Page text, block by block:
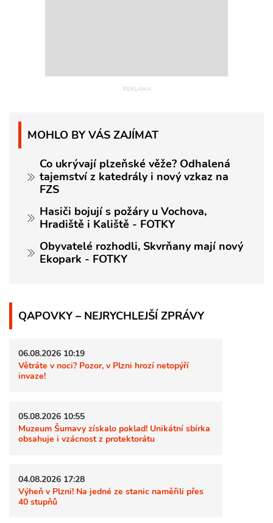
MOHLO BY VÁS ZAJÍMAT
Co ukrývají plzeňské věže? Odhalená
tajemství z katedrály i nový vzkaz na
FZS
Hasiči bojují s požáry u Vochova,
Hradiště i Kaliště - FOTKY
Obyvatelé rozhodli, Skvrňany mají nový
Ekopark - FOTKY
QAPOVKY – NEJRYCHLEJŠÍ ZPRÁVY
06.08.2026 10:19
Větráte v noci? Pozor, v Plzni hrozí netopýří
invaze!
05.08.2026 10:55
Muzeum Šumavy získalo poklad! Unikátní sbírka
obsahuje i vzácnost z protektorátu
04.08.2026 17:28
Výheň v Plzni! Na jedné ze stanic naměřili přes
40 stupňů